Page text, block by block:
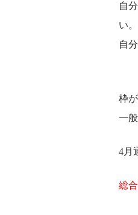
自
い。
自
枠
一
4月
総